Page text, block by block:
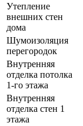
Утепление
внешних стен
дома
Шумоизоляция
перегородок
Внутренняя
отделка потолка
1-го этажа
Внутренняя
отделка стен 1
этажа